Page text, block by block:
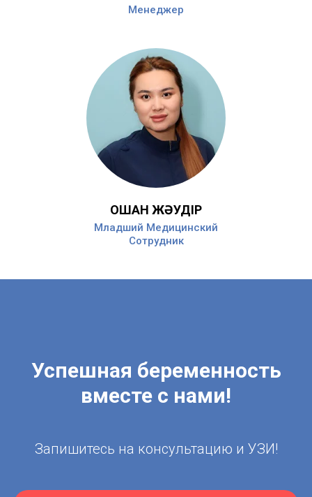
Менеджер
ҚОШАН ЖӘУДІР
Младший Медицинский
Сотрудник
Успешная беременность
вместе с нами!
Запишитесь на консультацию и УЗИ!